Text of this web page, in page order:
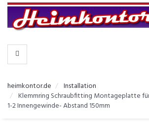
KATEGORIEN
heimkontor.de
Installation
Klemmring Schraubfitting Montageplatte
1-2 Innengewinde- Abstand 150mm